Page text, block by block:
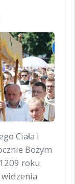
Ciała i
Bożym
roku
widzenia